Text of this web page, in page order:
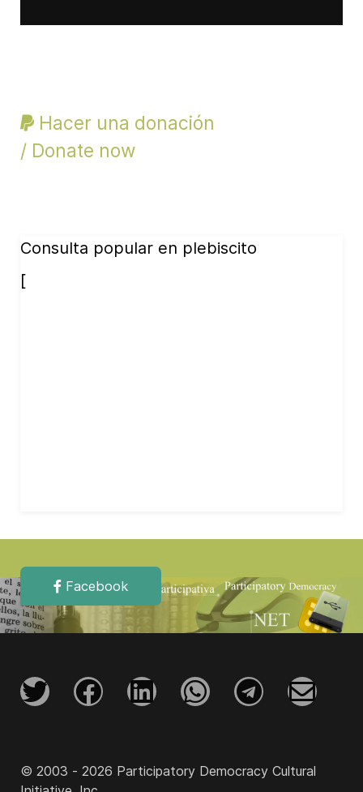
Hacer una donación
/ Donate now
Consulta popular en plebiscito
[
Facebook
© 2003 - 2026 Participatory Democracy Cultural